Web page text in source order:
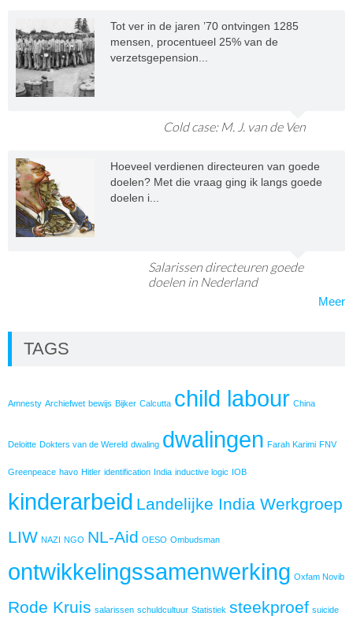
Tot ver in de jaren ’70 ontvingen 1285
mensen, procentueel 25% van de
verzetsgepension...
Cold case: M. J. van de Ven
Hoeveel verdienen directeuren van goede
doelen? Met die vraag ging ik langs goede
doelen i...
Salarissen directeuren goede
doelen in Nederland
Meer
TAGS
Amnesty Archiefwet bewijs Bijker Calcutta child labour China
Deloitte Dokters van de Wereld dwaling dwalingen Farah Karimi FNV
Greenpeace havo Hitler identification India inductive logic IOB
kinderarbeid Landelijke India Werkgroep
LIW NAZI NGO NL-Aid OESO Ombudsman
ontwikkelingssamenwerking Oxfam Novib
Rode Kruis salarissen schuldcultuur Statistiek steekproef suicide